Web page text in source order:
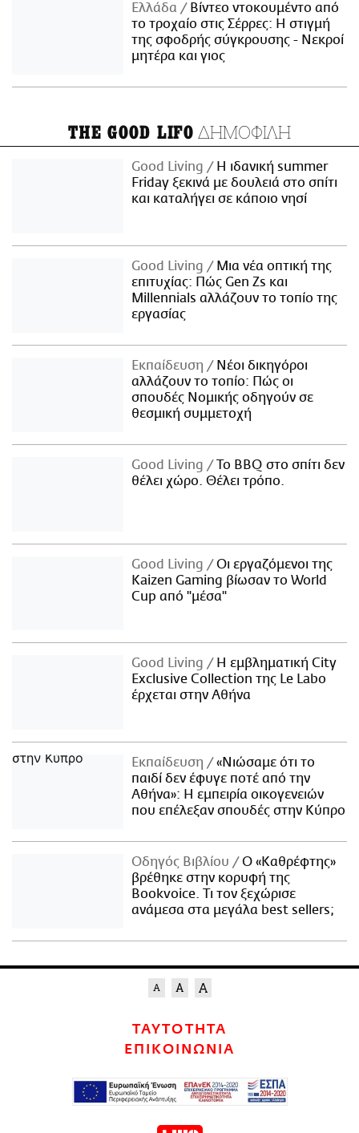
Ελλάδα
Βίντεο ντοκουμέντο από
το τροχαίο στις Σέρρες: Η στιγμή
της σφοδρής σύγκρουσης - Νεκροί
μητέρα και γιος
THE GOOD LIFO ΔΗΜΟΦΙΛΗ
Good Living
Η ιδανική summer
Friday ξεκινά με δουλειά στο σπίτι
και καταλήγει σε κάποιο νησί
Good Living
Μια νέα οπτική της
επιτυχίας: Πώς Gen Zs και
Millennials αλλάζουν το τοπίο της
εργασίας
Εκπαίδευση
Νέοι δικηγόροι
αλλάζουν το τοπίο: Πώς οι
σπουδές Νομικής οδηγούν σε
θεσμική συμμετοχή
Good Living
Το BBQ στο σπίτι δεν
θέλει χώρο. Θέλει τρόπο.
Good Living
Οι εργαζόμενοι της
Kaizen Gaming βίωσαν το World
Cup από "μέσα"
Good Living
Η εμβληματική City
Exclusive Collection της Le Labo
έρχεται στην Αθήνα
Εκπαίδευση
«Νιώσαμε ότι το
παιδί δεν έφυγε ποτέ από την
Αθήνα»: Η εμπειρία οικογενειών
που επέλεξαν σπουδές στην Κύπρο
Οδηγός Βιβλίου
Ο «Καθρέφτης»
βρέθηκε στην κορυφή της
Bookvoice. Τι τον ξεχώρισε
ανάμεσα στα μεγάλα best sellers;
ΤΑΥΤΟΤΗΤΑ
ΕΠΙΚΟΙΝΩΝΙΑ